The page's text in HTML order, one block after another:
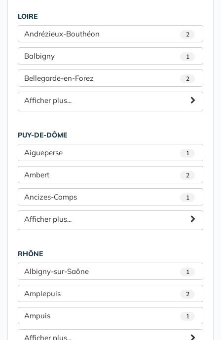
LOIRE
Andrézieux-Bouthéon 2
Balbigny 1
Bellegarde-en-Forez 2
Afficher plus...
PUY-DE-DÔME
Aigueperse 1
Ambert 2
Ancizes-Comps 1
Afficher plus...
RHÔNE
Albigny-sur-Saône 1
Amplepuis 2
Ampuis 1
Afficher plus...